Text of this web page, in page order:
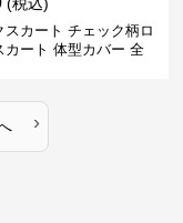
スカート チェック柄ロ
カート 体型カバー 全
›